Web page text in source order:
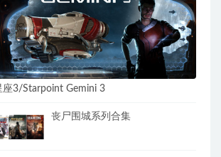
座3/Starpoint Gemini 3
丧尸围城系列合集